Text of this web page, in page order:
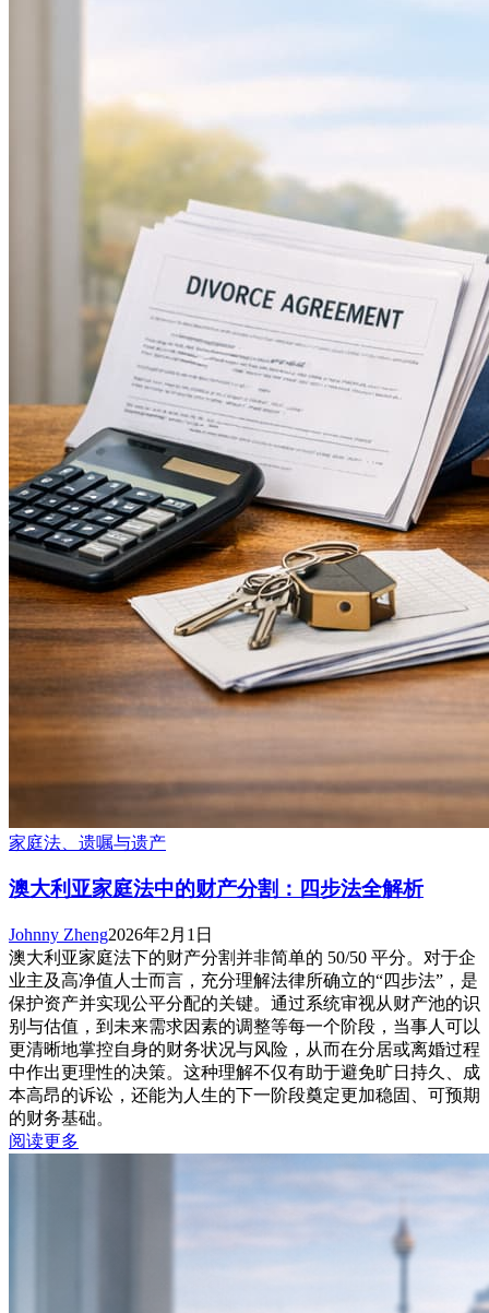
家庭法、遗嘱与遗产
澳大利亚家庭法中的财产分割：四步法全解析
Johnny Zheng2026年2月1日
澳大利亚家庭法下的财产分割并非简单的 50/50 平分。对于企
业主及高净值人士而言，充分理解法律所确立的“四步法”，是
保护资产并实现公平分配的关键。通过系统审视从财产池的识
别与估值，到未来需求因素的调整等每一个阶段，当事人可以
更清晰地掌控自身的财务状况与风险，从而在分居或离婚过程
中作出更理性的决策。这种理解不仅有助于避免旷日持久、成
本高昂的诉讼，还能为人生的下一阶段奠定更加稳固、可预期
的财务基础。
阅读更多